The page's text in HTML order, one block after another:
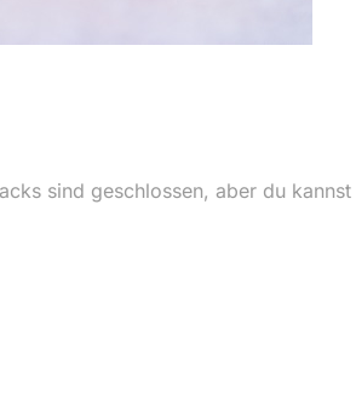
sind geschlossen, aber du kannst